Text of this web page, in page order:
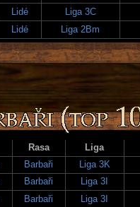
Lidé Liga 3C
Lidé Liga 2Bm
Rasa Liga
Barbaři Liga 3K
Barbaři Liga 3I
Barbaři Liga 3I